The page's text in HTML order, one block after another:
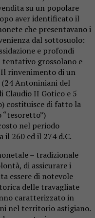
su un popolare
aver identificato il
che presentavano i
dal sottosuolo:
e profondi
tentativo grossolano e
rinvenimento di un
Antoniniani del
Claudio II Gotico e 5
costituisce di fatto la
“tesoretto”)
nel periodo
il 260 ed il 274 d.C.
– tradizionale
di assicurare i
essere di notevole
delle travagliate
caratterizzato in
nel territorio astigiano.